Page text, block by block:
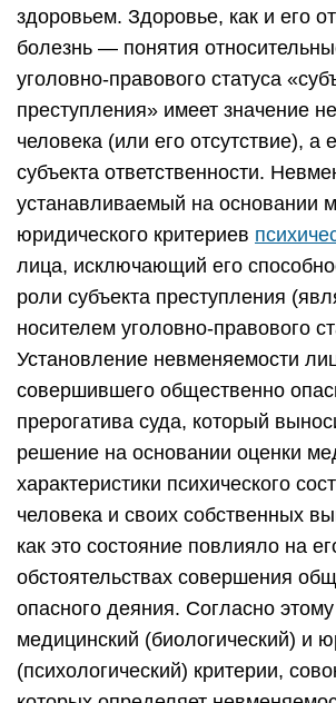
здоровьем. Здоровье, как и его
болезнь — понятия
уголовно-правового статуса
преступления» имеет значение
человека (или его отсутствие), а
субъекта ответственности.
устанавливаемый на основании
юридического критериев
лица, исключающий его
роли субъекта преступления
носителем уголовно-правового
Установление невменяемости
совершившего общественно
прерогатива суда, который
решение на основании оценки
характеристики психического
человека и своих собственных
как это состояние повлияло на
обстоятельствах совершения
опасного деяния. Согласно
медицинский (биологический) и
(психологический) критерии,